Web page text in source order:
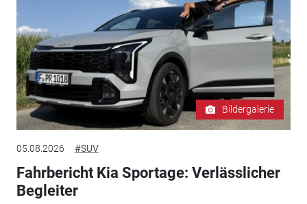
Bildergalerie
05.08.2026 #SUV
Fahrbericht Kia Sportage: Verlässlicher
Begleiter